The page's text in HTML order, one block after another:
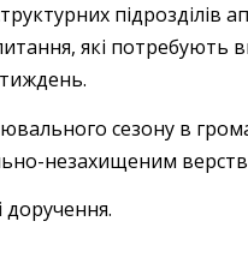
підрозділів
які потребують
сезону в
незахищеним
доручення.